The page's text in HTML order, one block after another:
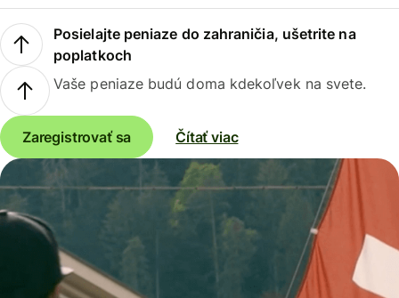
Posielajte peniaze do zahraničia, ušetrite na
poplatkoch
Vaše peniaze budú doma kdekoľvek na svete.
Zaregistrovať sa Čítať viac